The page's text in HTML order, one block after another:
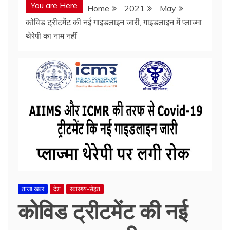
You are Here Home 2021
May
कोविड ट्रीटमेंट की नई गाइडलाइन जारी, गाइडलाइन में प्लाज्मा
थेरेपी का नाम नहीं
ताजा खबर देश स्वास्थ्य-सेहत
कोविड ट्रीटमेंट की नई